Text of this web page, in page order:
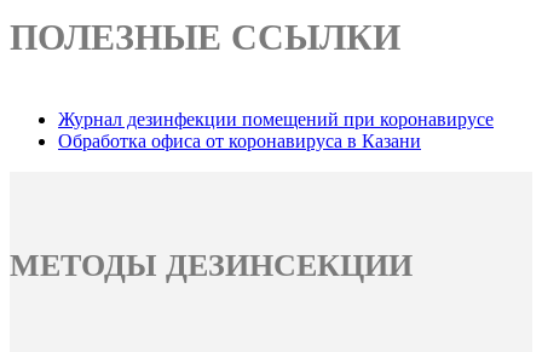
ПОЛЕЗНЫЕ ССЫЛКИ
Журнал дезинфекции помещений при коронавирусе
Обработка офиса от коронавируса в Казани
МЕТОДЫ ДЕЗИНСЕКЦИИ